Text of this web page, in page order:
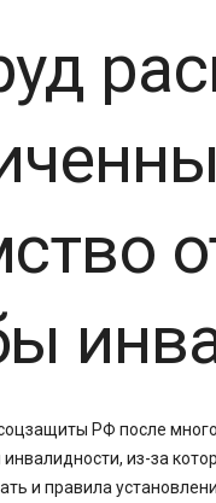
РФ после
из-за
и правила